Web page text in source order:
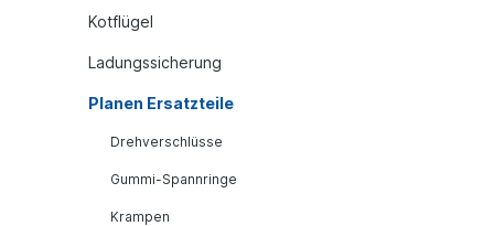
Kotflügel
Ladungssicherung
Planen Ersatzteile
Drehverschlüsse
Gummi-Spannringe
Krampen